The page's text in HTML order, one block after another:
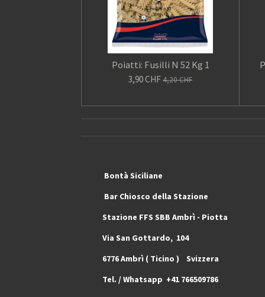
Poiatti: Fusilli N 52 Kg 1
3,90 CHF4,20 CHF
Bontà Siciliane
Bar Chiosco
Stazione FFS SBB
Via San Gottardo,
6776 Ambrì
Tel. / Whatsapp +41 766509786